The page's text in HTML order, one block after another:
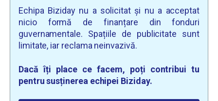
Echipa Biziday nu a solicitat și nu a acceptat
nicio formă de finanțare din fonduri
guvernamentale. Spațiile de publicitate sunt
limitate, iar reclama neinvazivă.
Dacă îți place ce facem, poți contribui tu
pentru susținerea echipei Biziday.